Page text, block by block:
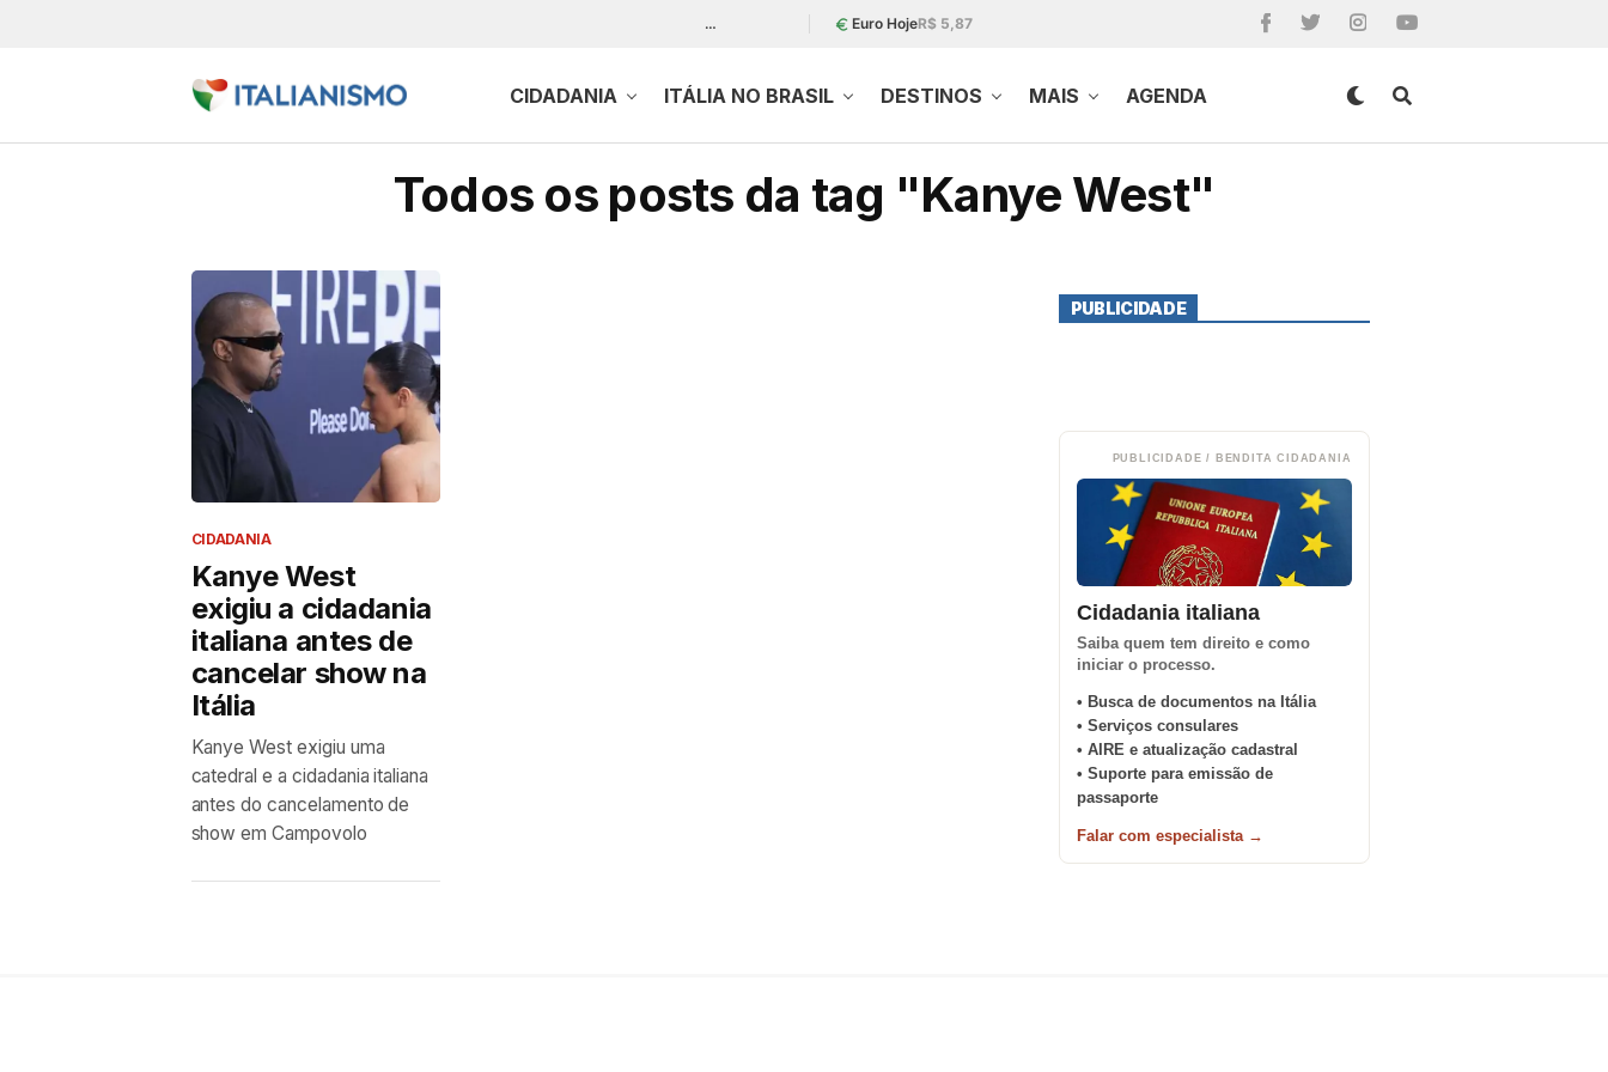
… Euro HojeR$ 5,87
CIDADANIA ITÁLIA NO BRASIL DESTINOS MAIS AGENDA
Todos os posts da tag "Kanye West"
CIDADANIA
Kanye West
exigiu a cidadania
italiana antes de
cancelar show na
Itália
Kanye West exigiu uma
catedral e a cidadania italiana
antes do cancelamento de
show em Campovolo
PUBLICIDADE
PUBLICIDADE / BENDITA CIDADANIA
Cidadania italiana
Saiba quem tem direito e como
iniciar o processo.
• Busca de documentos na Itália
• Serviços consulares
• AIRE e atualização cadastral
• Suporte para emissão de
passaporte
Falar com especialista →